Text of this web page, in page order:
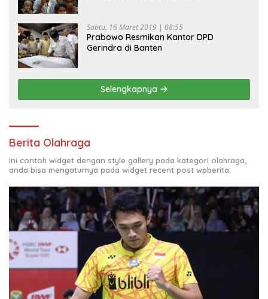
Sabtu, 16 Maret 2019 | 08:55
Prabowo Resmikan Kantor DPD
Gerindra di Banten
Selengkapnya
Berita Olahraga
Ini contoh widget dengan style gallery pada kategori olahraga,
anda bisa mengaturnya pada widget recent post wpberita.